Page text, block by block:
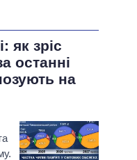
як зріс
останні
на